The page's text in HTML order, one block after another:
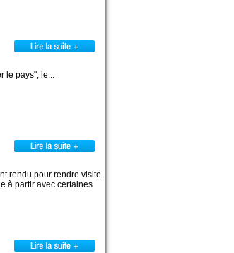
le pays", le...
rendu pour rendre visite
à partir avec certaines